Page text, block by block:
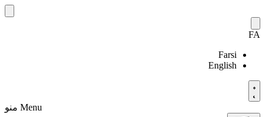
Skip
to
FA
Farsi
English
منو Menu